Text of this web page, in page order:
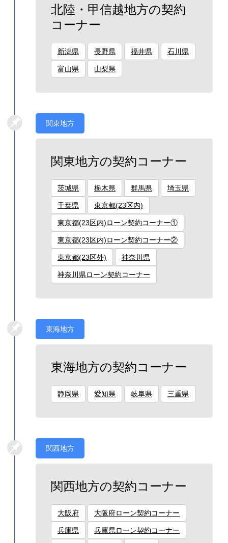
北陸・甲信越地方の契約
コーナー
新潟県 長野県 福井県 石川県
富山県 山梨県
関東地方
関東地方の契約コーナー
茨城県 栃木県 群馬県 埼玉県
千葉県 東京都(23区内)
東京都(23区内)ローン契約コーナー①
東京都(23区内)ローン契約コーナー②
東京都(23区外) 神奈川県
神奈川県ローン契約コーナー
東海地方
東海地方の契約コーナー
静岡県 愛知県 岐阜県 三重県
関西地方
関西地方の契約コーナー
大阪府 大阪府ローン契約コーナー
兵庫県 兵庫県ローン契約コーナー